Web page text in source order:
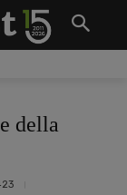
della